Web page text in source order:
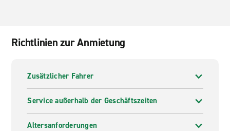
Richtlinien zur Anmietung
Zusätzlicher Fahrer
Service außerhalb der Geschäftszeiten
Altersanforderungen